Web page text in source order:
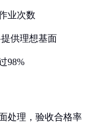
业次数
供理想基面
98%
处理，验收合格率